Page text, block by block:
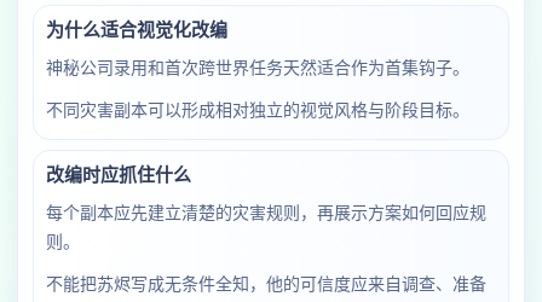
为什么适合视觉化改编
神秘公司录用和首次跨世界任务天然适合作为首集钩子。
不同灾害副本可以形成相对独立的视觉风格与阶段目标。
改编时应抓住什么
每个副本应先建立清楚的灾害规则，再展示方案如何回应规
则。
不能把苏烬写成无条件全知，他的可信度应来自调查、准备